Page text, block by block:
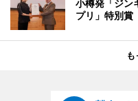
小樽発「ジン
プリ」特別
も